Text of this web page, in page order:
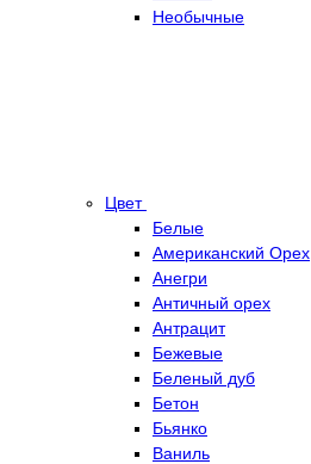
Необычные
Цвет
Белые
Американский Орех
Анегри
Античный орех
Антрацит
Бежевые
Беленый дуб
Бетон
Бьянко
Ваниль